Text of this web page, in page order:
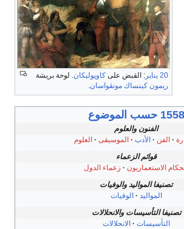
20 يناير : القبض على كاوپوليكان. لوحة بريشة
ريمون كينساك مونڤواسان.
1558 حسب الموضوع
الفنون والعلوم
الفن الأدب الموسيقى
العلوم
قوائم الزعماء
الاستعماريون
زعماء الدول
تصنيفا المواليد والوفيات
المواليد
الوفيات
تصنيفا التأسيسات والانحلالات
التأسيسات
الانحلالات